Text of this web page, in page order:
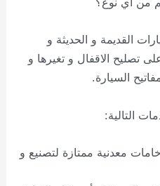
القديمة و الحديثة و
تصليح الاقفال و تغيرها و
السيارة.
التالية:
معدنية ممتازة لتصنيع و